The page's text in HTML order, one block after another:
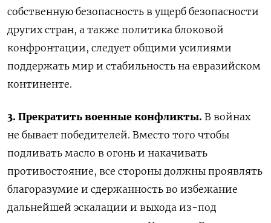
собственную безопасность в ущерб безопасности
других стран, а также политика блоковой
конфронтации, следует общими усилиями
поддержать мир и стабильность на евразийском
континенте.
3. Прекратить военные конфликты. В войнах
не бывает победителей. Вместо того чтобы
подливать масло в огонь и накачивать
противостояние, все стороны должны проявлять
благоразумие и сдержанность во избежание
дальнейшей эскалации и выхода из-под